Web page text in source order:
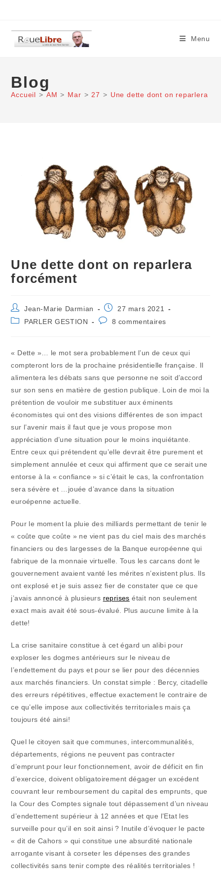
content
Menu
Blog
Accueil > AM > Mar > 27 > Une dette dont on reparlera
Une dette dont on reparlera
forcément
Auteur/autrice
de
la
Jean-Marie Darmian
Publication
publiée :
27 mars 2021
PostPARLER GESTION
Commentaires
8 commentaires
« Dette »… le mot sera probablement l’un de ceux qui
compteront lors de la prochaine présidentielle française. Il
alimentera les débats sans que personne ne soit d’accord
sur son sens en matière de gestion publique. Loin de moi la
prétention de vouloir me substituer aux éminents
économistes qui ont des visions différentes de son impact
sur l’avenir mais il faut que je vous propose mon
appréciation d’une situation pour le moins inquiétante.
Entre ceux qui prétendent qu’elle devrait être purement et
simplement annulée et ceux qui affirment que ce serait une
entorse à la « confiance » si c’était le cas, la confrontation
sera sévère et …jouée d’avance dans la situation
euroépenne actuelle.
Pour le moment la pluie des milliards permettant de tenir le
« coûte que coûte » ne vient pas du ciel mais des marchés
financiers ou des largesses de la Banque européenne qui
fabrique de la monnaie virtuelle. Tous les carcans dont le
gouvernement avaient vanté les mérites n’existent plus. Ils
ont explosé et je suis assez fier de constater que ce que
j’avais annoncé à plusieurs reprises était non seulement
exact mais avait été sous-évalué. Plus aucune limite à la
dette!
La crise sanitaire constitue à cet égard un alibi pour
exploser les dogmes antérieurs sur le niveau de
l’endettement du pays et pour se lier pour des décennies
aux marchés financiers. Un constat simple : Bercy, citadelle
des erreurs répétitives, effectue exactement le contraire de
ce qu’elle impose aux collectivités territoriales mais ça
toujours été ainsi!
Quel le citoyen sait que communes, intercommunalités,
départements, régions ne peuvent pas contracter
d’emprunt pour leur fonctionnement, avoir de déficit en fin
d’exercice, doivent obligatoirement dégager un excédent
couvrant leur remboursement du capital des emprunts, que
la Cour des Comptes signale tout dépassement d’un niveau
d’endettement supérieur à 12 années et que l’Etat les
surveille pour qu’il en soit ainsi ? Inutile d’évoquer le pacte
« dit de Cahors » qui constitue une absurdité nationale
arrogante visant à corseter les dépenses des grandes
collectivités sans tenir compte des réalités territoriales !